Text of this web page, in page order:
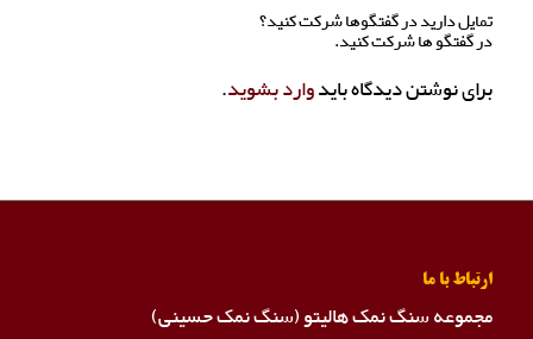
تمایل دارید در گفتگوها شرکت کنید؟
در گفتگو ها شرکت کنید.
برای نوشتن دیدگاه بایدوارد بشوید.
ارتباط با ما
مجموعه سنگ نمک هالیتو (سنگ نمک حسینی)